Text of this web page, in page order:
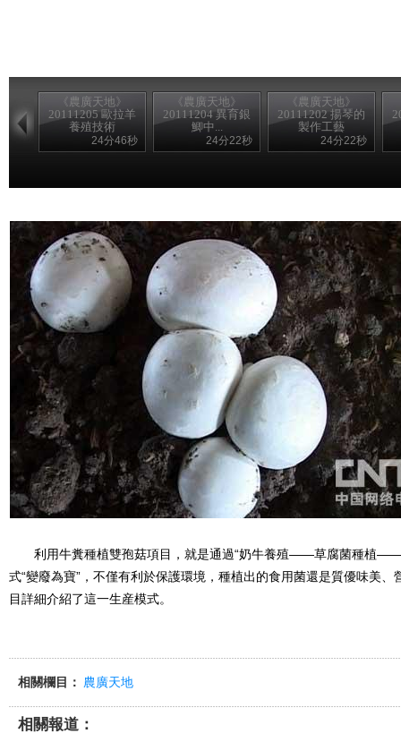
《農廣天地》
20111205 歐拉羊
養殖技術
24分46秒
《農廣天地》
20111204 異育銀
鯽中...
24分22秒
《農廣天地》
20111202 揚琴的
製作工藝
24分22秒
利用牛糞種植雙孢菇項目，就是通過“奶牛養殖——草腐菌種植——
式“變廢為寶”，不僅有利於保護環境，種植出的食用菌還是質優味美
目詳細介紹了這一生産模式。
相關欄目： 農廣天地
相關報道：